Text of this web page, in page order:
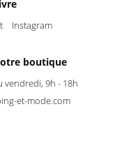
Instagram
boutique
vendredi, 9h - 18h
et-mode.com